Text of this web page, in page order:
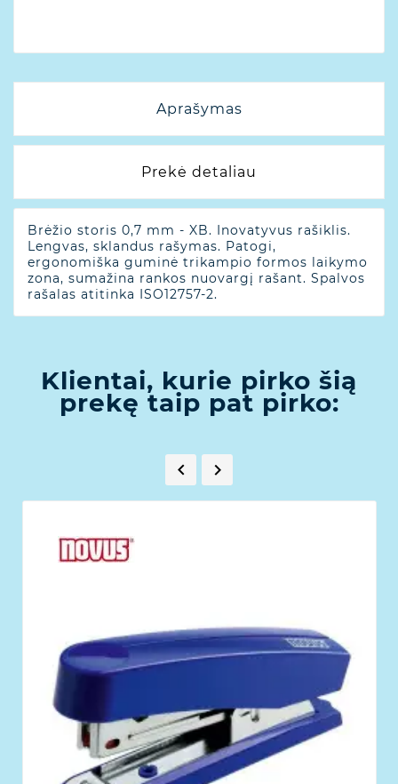
Aprašymas
Prekė detaliau
Brėžio storis 0,7 mm - XB. Inovatyvus rašiklis.
Lengvas, sklandus rašymas. Patogi,
ergonomiška guminė trikampio formos laikymo
zona, sumažina rankos nuovargį rašant. Spalvos
rašalas atitinka ISO12757-2.
Klientai, kurie pirko šią
prekę taip pat pirko:
 